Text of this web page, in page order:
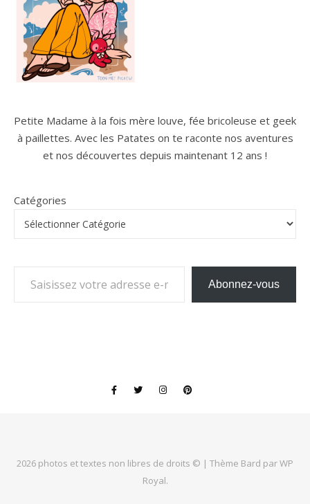
Petite Madame à la fois mère louve, fée bricoleuse et geek
à paillettes. Avec les Patates on te raconte nos aventures
et nos découvertes depuis maintenant 12 ans !
Catégories
Abonnez-vous
2026 photos et textes non libres de droits © | Thème Bard parWP
Royal.